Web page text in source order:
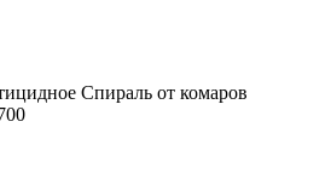
Спираль от комаров